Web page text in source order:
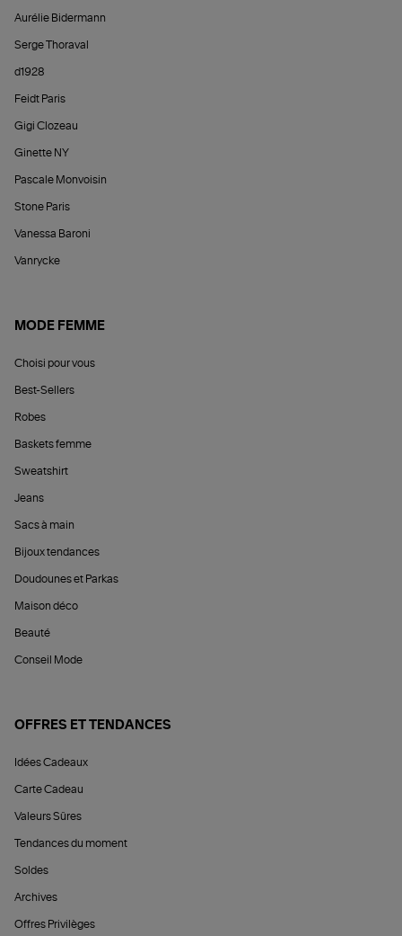
Aurélie Bidermann
Serge Thoraval
d1928
Feidt Paris
Gigi Clozeau
Ginette NY
Pascale Monvoisin
Stone Paris
Vanessa Baroni
Vanrycke
MODE FEMME
Choisi pour vous
Best-Sellers
Robes
Baskets femme
Sweatshirt
Jeans
Sacs à main
Bijoux tendances
Doudounes et Parkas
Maison déco
Beauté
Conseil Mode
OFFRES ET TENDANCES
Idées Cadeaux
Carte Cadeau
Valeurs Sûres
Tendances du moment
Soldes
Archives
Offres Privilèges